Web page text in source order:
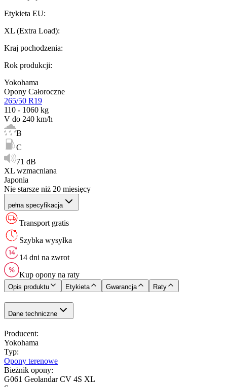
Etykieta EU:
XL (Extra Load):
Kraj pochodzenia:
Rok produkcji:
Yokohama
Opony Całoroczne
265/50 R19
110 - 1060 kg
V do 240 km/h
B
C
71 dB
XL wzmacniana
Japonia
Nie starsze niż 20 miesięcy
pełna specyfikacja
Transport gratis
Szybka wysyłka
14 dni na zwrot
Kup opony na raty
Opis produktu Etykieta Gwarancja Raty
Dane techniczne
Producent:
Yokohama
Typ:
Opony terenowe
Bieżnik opony:
G061 Geolandar CV 4S XL